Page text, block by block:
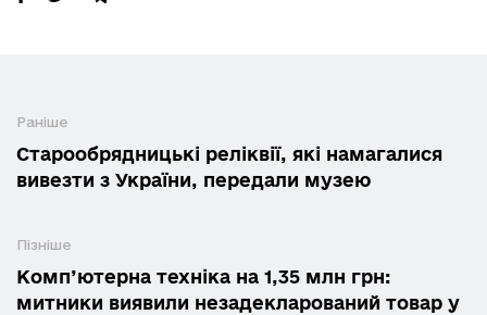
Раніше
Старообрядницькі реліквії, які намагалися
вивезти з України, передали музею
Пізніше
Комп’ютерна техніка на 1,35 млн грн:
митники виявили незадекларований товар у